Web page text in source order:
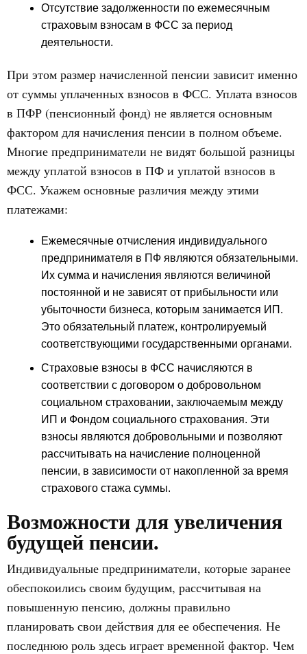
Отсутствие задолженности по ежемесячным
страховым взносам в ФСС за период
деятельности.
При этом размер начисленной пенсии зависит именно
от суммы уплаченных взносов в ФСС. Уплата взносов
в ПФР (пенсионный фонд) не является основным
фактором для начисления пенсии в полном объеме.
Многие предприниматели не видят большой разницы
между уплатой взносов в ПФ и уплатой взносов в
ФСС. Укажем основные различия между этими
платежами:
Ежемесячные отчисления индивидуального
предпринимателя в ПФ являются обязательными.
Их сумма и начисления являются величиной
постоянной и не зависят от прибыльности или
убыточности бизнеса, которым занимается ИП.
Это обязательный платеж, контролируемый
соответствующими государственными органами.
Страховые взносы в ФСС начисляются в
соответствии с договором о добровольном
социальном страховании, заключаемым между
ИП и Фондом социального страхования. Эти
взносы являются добровольными и позволяют
рассчитывать на начисление полноценной
пенсии, в зависимости от накопленной за время
страхового стажа суммы.
Возможности для увеличения
будущей пенсии.
Индивидуальные предприниматели, которые заранее
обеспокоились своим будущим, рассчитывая на
повышенную пенсию, должны правильно
планировать свои действия для ее обеспечения. Не
последнюю роль здесь играет временной фактор. Чем